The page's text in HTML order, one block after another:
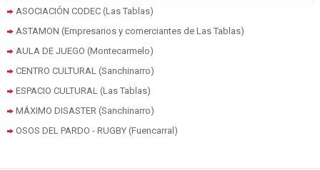
ASOCIACIÓN CODEC (Las Tablas)
ASTAMON (Empresarios y comerciantes de Las Tablas)
AULA DE JUEGO (Montecarmelo)
CENTRO CULTURAL (Sanchinarro)
ESPACIO CULTURAL (Las Tablas)
MÁXIMO DISASTER (Sanchinarro)
OSOS DEL PARDO - RUGBY (Fuencarral)